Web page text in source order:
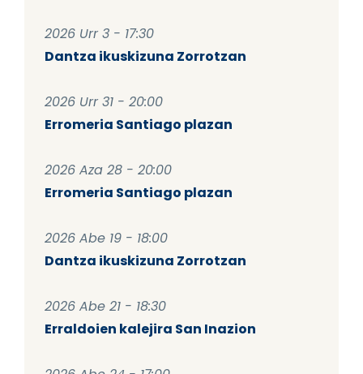
2026 Urr 3 - 17:30
Dantza ikuskizuna Zorrotzan
2026 Urr 31 - 20:00
Erromeria Santiago plazan
2026 Aza 28 - 20:00
Erromeria Santiago plazan
2026 Abe 19 - 18:00
Dantza ikuskizuna Zorrotzan
2026 Abe 21 - 18:30
Erraldoien kalejira San Inazion